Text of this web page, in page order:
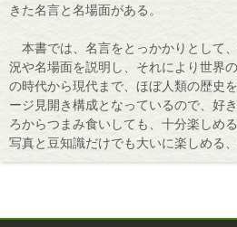
きた名言と名場面がある。
本書では、名言をとっかかりとして
況や名場面を説明し、それにより世界
の時代から現代まで、ほぼ人類の歴史
ージ見開き構成となっているので、好
ろからつまみ食いしても、十分楽しめ
写真と豆知識だけでも大いに楽しめる